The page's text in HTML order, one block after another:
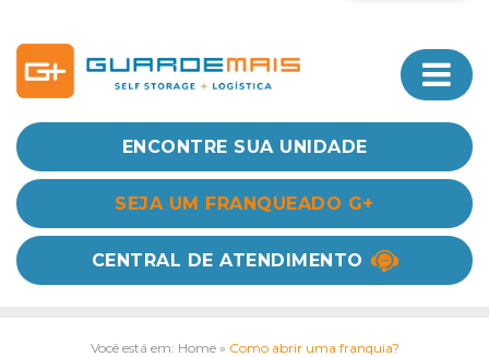
ENCONTRE SUA UNIDADE
SEJA UM FRANQUEADO G+
CENTRAL DE ATENDIMENTO
Você está em: Home» Como abrir uma franquia?